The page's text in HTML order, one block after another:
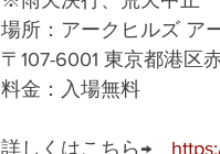
場所：アークヒルズ ア
〒107-6001 東京都港区
料金：入場無料
詳しくはこちら→